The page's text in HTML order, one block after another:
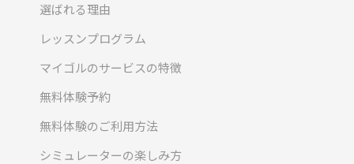
選ばれる理由
レッスンプログラム
マイゴルのサービスの特徴
無料体験予約
無料体験のご利用方法
シミュレーターの楽しみ方